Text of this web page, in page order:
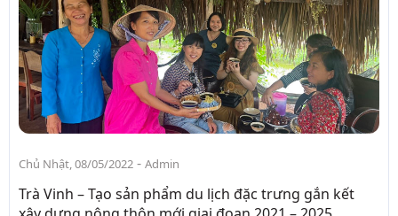
Chủ Nhật, 08/05/2022 - Admin
Trà Vinh – Tạo sản phẩm du lịch đặc trưng gắn kết